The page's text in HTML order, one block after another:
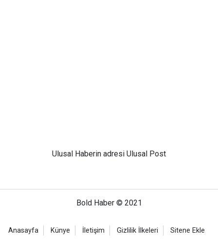
Ulusal Haberin adresi Ulusal Post
Bold Haber © 2021
Anasayfa Künye İletişim Gizlilik İlkeleri Sitene Ekle